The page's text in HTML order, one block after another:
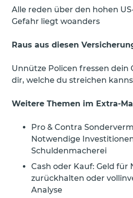
Alle reden über den hohen
Gefahr liegt woanders
Raus aus diesen
Unnütze Policen fressen dein
dir, welche du streichen
Weitere Themen im Extra-
Pro & Contra
Notwendige
Schuldenmacherei
Cash oder Kauf: Geld für
zurückhalten oder
Analyse